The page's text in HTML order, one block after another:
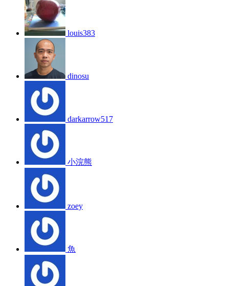
louis383
dinosu
darkarrow517
小浣熊
zoey
魚